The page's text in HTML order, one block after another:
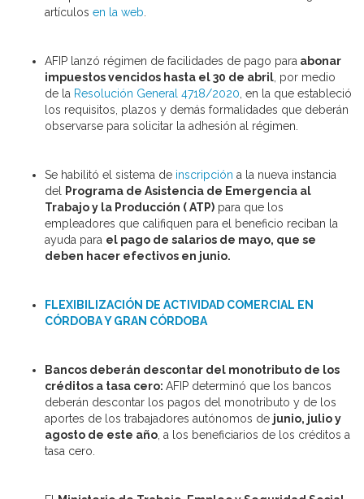
artículos en la web
AFIP lanzó régimen de facilidades de pago para abonar
impuestos vencidos hasta el 30 de abril , por medio
de la Resolución General 4718/2020 , en la que estableció
los requisitos, plazos y demás formalidades que deberán
observarse para solicitar la adhesión al régimen.
Se habilitó el sistema de inscripción a la nueva instancia
del
Programa de Asistencia de Emergencia al
Trabajo y la Producción ( ATP) para que los
empleadores que califiquen para el beneficio reciban la
ayuda para el pago de salarios de mayo, que se
deben hacer efectivos en junio.
FLEXIBILIZACIÓN DE ACTIVIDAD COMERCIAL EN
CÓRDOBA Y GRAN CÓRDOBA
Bancos deberán descontar del monotributo de los
créditos a tasa cero: AFIP determinó que los bancos
deberán descontar los pagos del monotributo y de los
aportes de los trabajadores autónomos de junio, julio y
agosto de este año , a los beneficiarios de los créditos a
tasa cero.